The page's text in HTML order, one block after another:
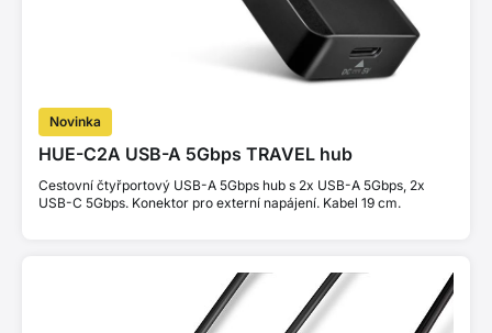
Novinka
HUE-C2A USB-A 5Gbps TRAVEL hub
Cestovní čtyřportový USB-A 5Gbps hub s 2x USB-A 5Gbps, 2x
USB-C 5Gbps. Konektor pro externí napájení. Kabel 19 cm.